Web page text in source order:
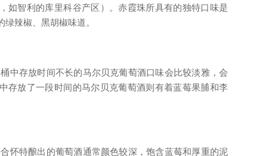
如智利的库里科谷产区）。赤霞珠所具有的独特口味是
辣椒、黑胡椒味道。
中存放时间不长的马尔贝克葡萄酒口味会比较淡雅，会
存放了一段时间的马尔贝克葡萄酒则有着蓝莓果脯和李
怀特酿出的葡萄酒通常颜色较深，饱含蓝莓和厚重的泥